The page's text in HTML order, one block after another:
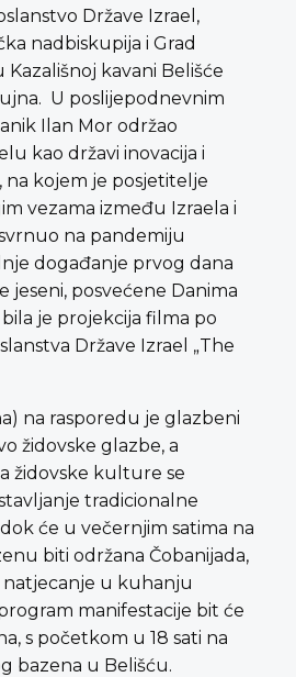
Države Izrael,
nadbiskupija i Grad
Kazališnoj kavani Belišće
U poslijepodnevnim
Ilan Mor održao
kao državi inovacija i
na kojem je posjetitelje
vezama između Izraela i
na pandemiju
događanje prvog dana
jeseni, posvećene Danima
je projekcija filma po
Države Izrael „The
na rasporedu je glazbeni
židovske glazbe, a
židovske kulture se
tradicionalne
će u večernjim satima na
biti održana Čobanijada,
u kuhanju
manifestacije bit će
s početkom u 18 sati na
bazena u Belišću.